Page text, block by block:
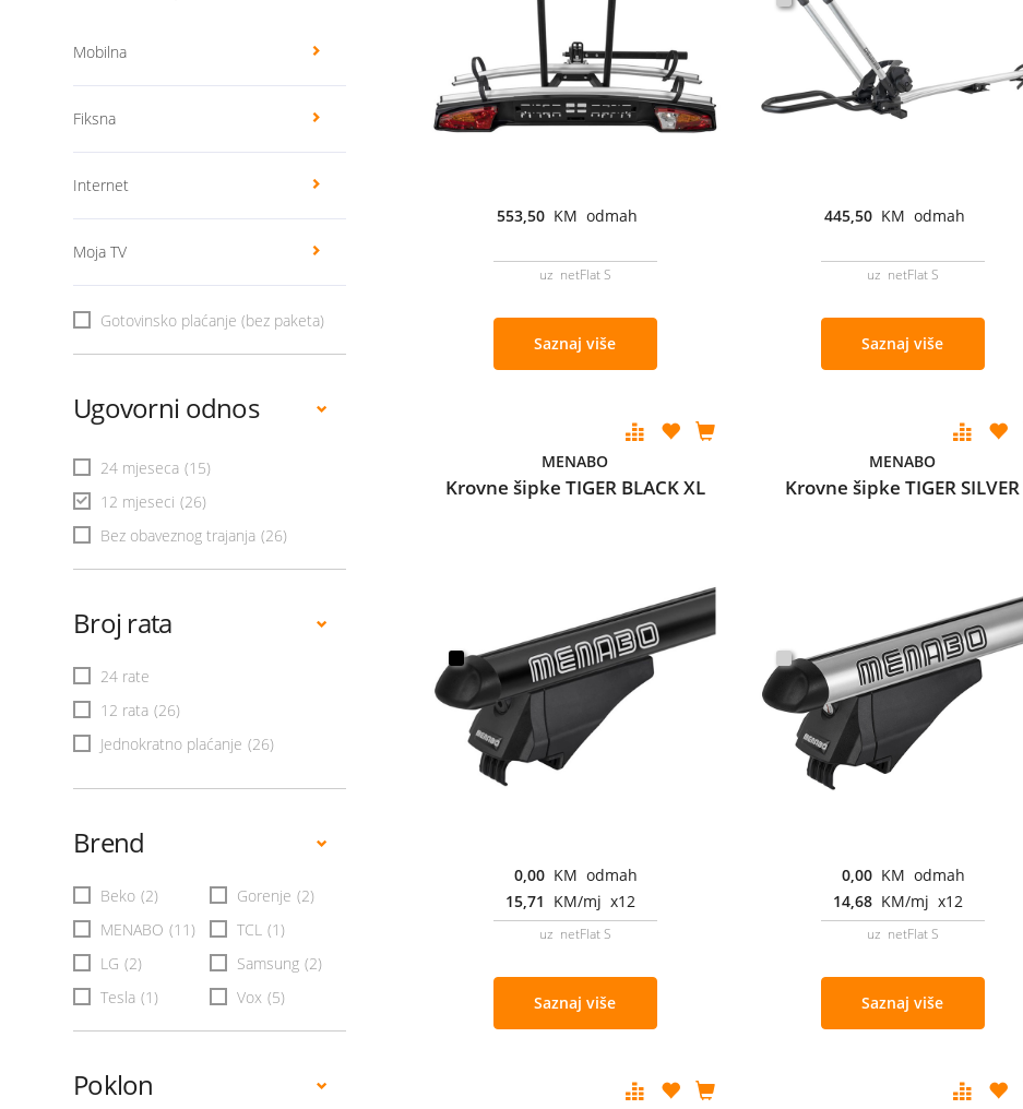
Mobilna
Fiksna
Internet
Moja TV
Gotovinsko plaćanje (bez paketa)
Ugovorni odnos
24 mjeseca (15)
12 mjeseci (26)
Bez obaveznog trajanja (26)
Broj rata
24 rate
12 rata (26)
Jednokratno plaćanje (26)
Brend
Beko (2) Gorenje (2)
MENABO (11) TCL (1)
LG (2) Samsung (2)
Tesla (1) Vox (5)
Poklon
553,50 KM odmah
uz netFlat S
Saznaj više
445,50 KM odmah
uz netFlat S
Saznaj više
MENABO
Krovne šipke TIGER BLACK XL
0,00 KM odmah
15,71 KM/mj x12
uz netFlat S
Saznaj više
MENABO
Krovne šipke TIGER SILVER
0,00 KM odmah
14,68 KM/mj x12
uz netFlat S
Saznaj više